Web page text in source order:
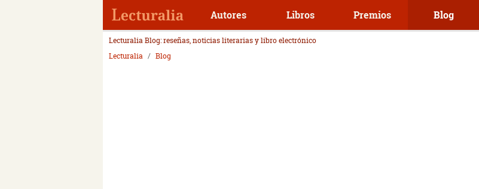
Autores Libros Premios Blog
Lecturalia Blog: reseñas, noticias literarias y libro electrónico
Lecturalia
Blog